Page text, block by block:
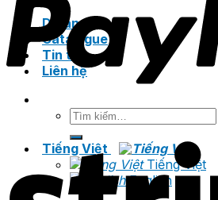
Dự án
Catalogue
Tin tức
Liên hệ
Tìm
Tiếng Việt
Tiếng Việt
English